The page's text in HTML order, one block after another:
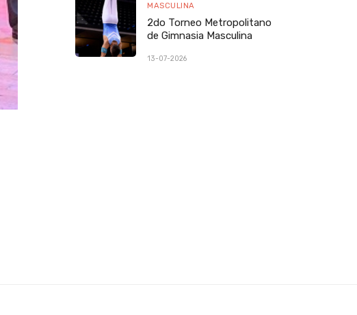
MASCULINA
2do Torneo Metropolitano
de Gimnasia Masculina
13-07-2026